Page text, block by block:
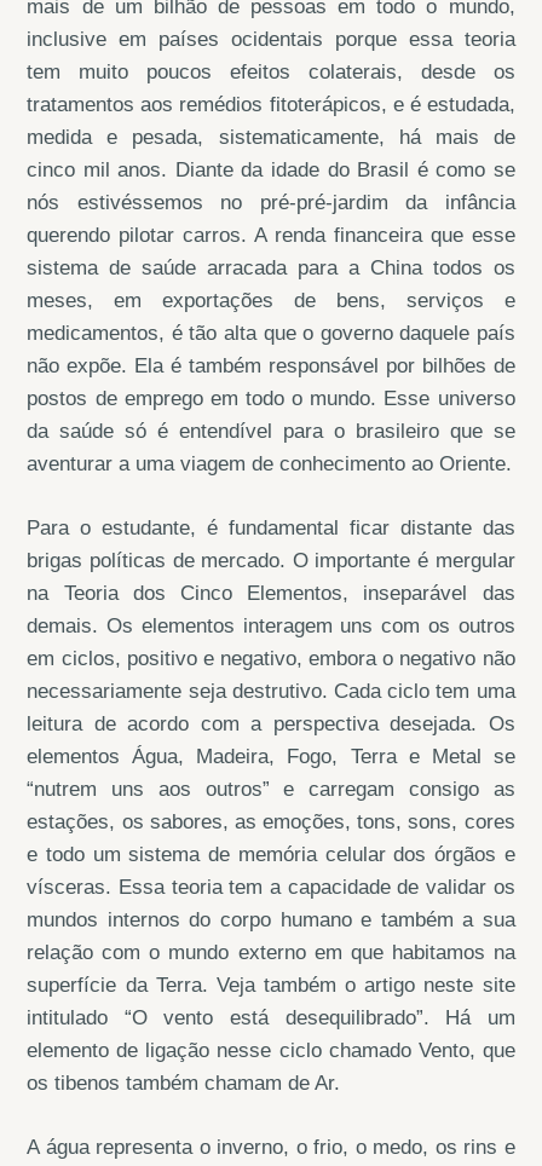
mais de um bilhão de pessoas em todo o mundo,
inclusive em países ocidentais porque essa teoria
tem muito poucos efeitos colaterais, desde os
tratamentos aos remédios fitoterápicos, e é estudada,
medida e pesada, sistematicamente, há mais de
cinco mil anos. Diante da idade do Brasil é como se
nós estivéssemos no pré-pré-jardim da infância
querendo pilotar carros. A renda financeira que esse
sistema de saúde arracada para a China todos os
meses, em exportações de bens, serviços e
medicamentos, é tão alta que o governo daquele país
não expõe. Ela é também responsável por bilhões de
postos de emprego em todo o mundo. Esse universo
da saúde só é entendível para o brasileiro que se
aventurar a uma viagem de conhecimento ao Oriente.
Para o estudante, é fundamental ficar distante das
brigas políticas de mercado. O importante é mergular
na Teoria dos Cinco Elementos, inseparável das
demais. Os elementos interagem uns com os outros
em ciclos, positivo e negativo, embora o negativo não
necessariamente seja destrutivo. Cada ciclo tem uma
leitura de acordo com a perspectiva desejada. Os
elementos Água, Madeira, Fogo, Terra e Metal se
“nutrem uns aos outros” e carregam consigo as
estações, os sabores, as emoções, tons, sons, cores
e todo um sistema de memória celular dos órgãos e
vísceras. Essa teoria tem a capacidade de validar os
mundos internos do corpo humano e também a sua
relação com o mundo externo em que habitamos na
superfície da Terra. Veja também o artigo neste site
intitulado “O vento está desequilibrado”. Há um
elemento de ligação nesse ciclo chamado Vento, que
os tibenos também chamam de Ar.
A água representa o inverno, o frio, o medo, os rins e